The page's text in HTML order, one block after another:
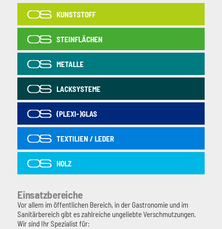
KUNSTSTOFF
STEINFLÄCHEN
METALLE
LACKSYSTEME
(PLEXI-)GLAS
TEXTILIEN / LEDER
HOLZ
Einsatzbereiche
Vor allem im öffentlichen Bereich, in der Gastronomie und im
Sanitärbereich gibt es zahlreiche ungeliebte Verschmutzungen.
Wir sind Ihr Spezialist für: